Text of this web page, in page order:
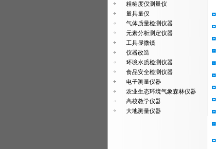
粗糙度仪测量仪
量具量仪
气体质量检测仪器
元素分析测定仪器
工具显微镜
仪器改造
环境水质检测仪器
食品安全检测仪器
电子测量仪器
农业生态环境气象森林仪器
高校教学仪器
大地测量仪器